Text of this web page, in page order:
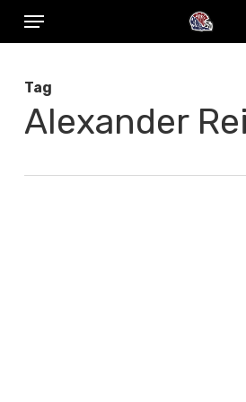
Skip
content
Menu
Tag
Alexander